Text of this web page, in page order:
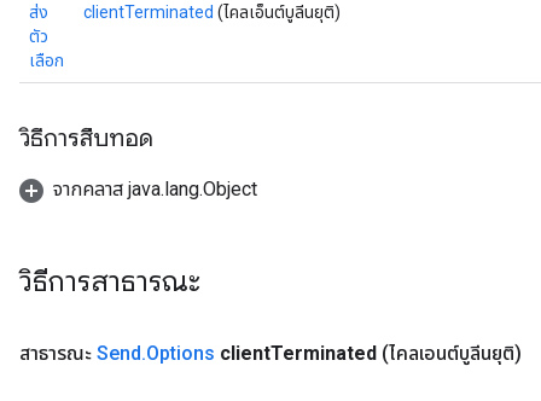
ส่ง
ตัว
เลือก
clientTerminated (ไคลเอ็นต์บูลีนยุติ)
วิธีการสืบทอด
จากคลาส java.lang.Object
วิธีการสาธารณะ
สาธารณะ Send.Options clientTerminated (ไคลเอนต์บูลีนยุติ)